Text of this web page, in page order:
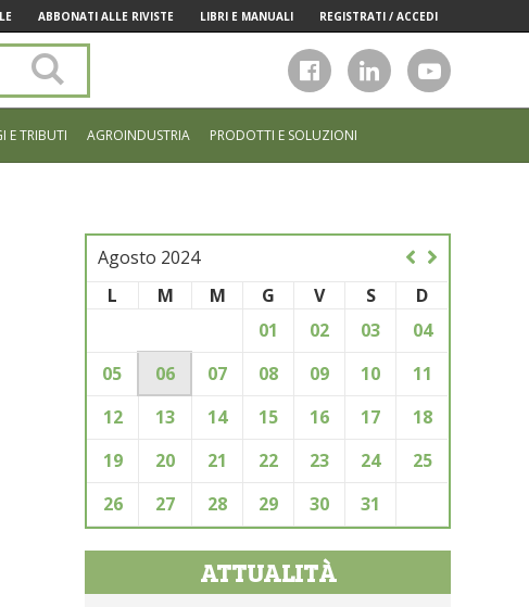
ABBONATI ALLE RIVISTE LIBRI E MANUALI REGISTRATI / ACCEDI
sito
E TRIBUTI AGROINDUSTRIA PRODOTTI E SOLUZIONI
Agosto 2024
L
M M G V S
D
01
02 03
04
05
06 07 08 09 10
11
12
13 14 15 16 17
18
19
20 21 22 23 24
25
26
27 28 29 30 31
ATTUALITÀ